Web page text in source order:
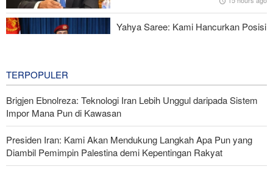
Yahya Saree: Kami Hancurkan Posisi
TERPOPULER
Brigjen Ebnolreza: Teknologi Iran Lebih Unggul daripada Sistem
Impor Mana Pun di Kawasan
Presiden Iran: Kami Akan Mendukung Langkah Apa Pun yang
Diambil Pemimpin Palestina demi Kepentingan Rakyat